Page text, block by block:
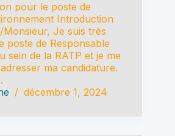
pour le poste de
Introduction
Je suis très
poste de Responsable
sein de la RATP et je me
ma candidature.
décembre 1, 2024